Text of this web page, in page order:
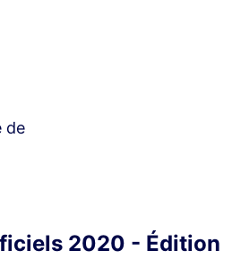
de
2020 - Édition